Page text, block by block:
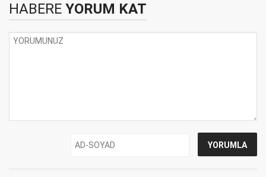
HABERE YORUM KAT